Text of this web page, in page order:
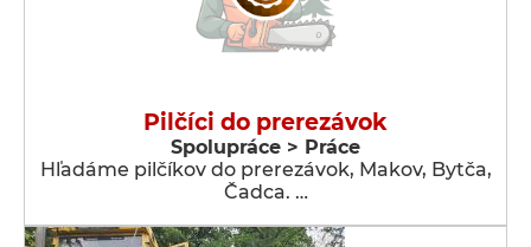
Pilčíci do prerezávok
Spolupráce > Práce
Hľadáme pilčíkov do prerezávok, Makov, Bytča,
Čadca. …